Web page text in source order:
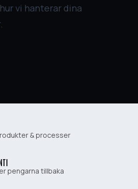
vi hanterar dina
& processer
pengarna tillbaka